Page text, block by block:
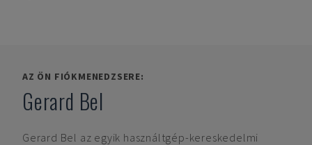
AZ ÖN FIÓKMENEDZSERE:
Gerard Bel
Gerard Bel az egyik használtgép-kereskedelmi